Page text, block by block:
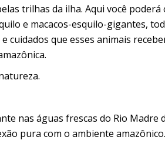
trilhas da ilha. Aqui você poderá
e macacos-esquilo-gigantes,
cuidados que esses animais
nas águas frescas do Rio Madre
pura com o ambiente amazônico.